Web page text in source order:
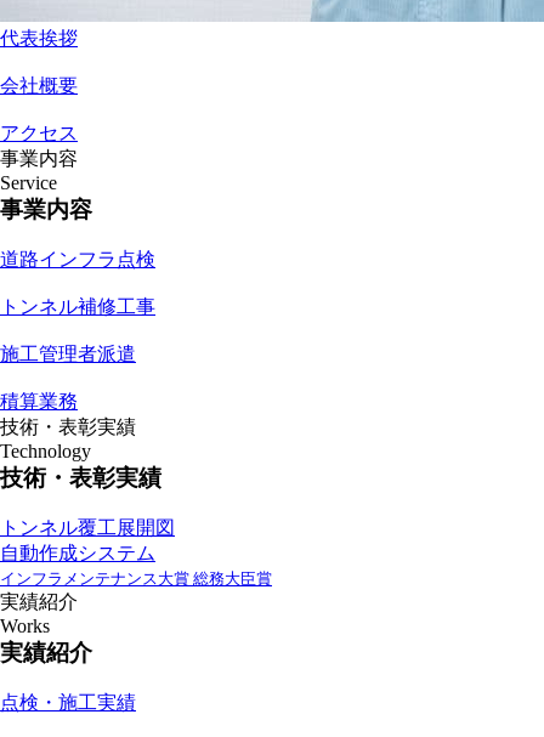
代表挨拶
会社概要
アクセス
事業内容
Service
事業内容
道路インフラ点検
トンネル補修工事
施工管理者派遣
積算業務
技術・表彰実績
Technology
技術・表彰実績
トンネル覆工展開図
自動作成システム
インフラメンテナンス大賞 総務大臣賞
実績紹介
Works
実績紹介
点検・施工実績